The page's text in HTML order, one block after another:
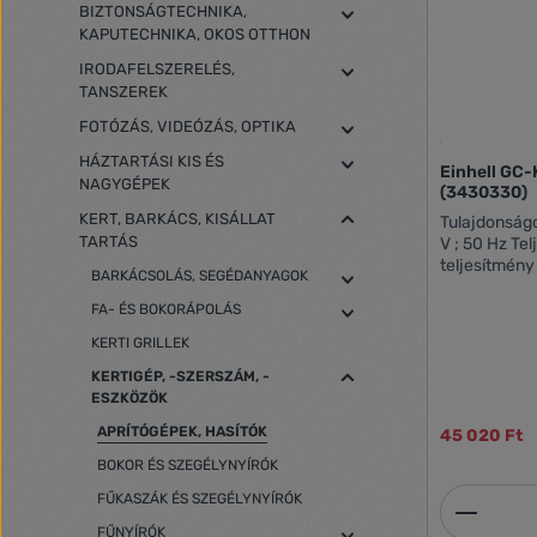
BIZTONSÁGTECHNIKA,
KAPUTECHNIKA, OKOS OTTHON
IRODAFELSZERELÉS,
TANSZEREK
FOTÓZÁS, VIDEÓZÁS, OPTIKA
HÁZTARTÁSI KIS ÉS
NAGYGÉPEK
KERT, BARKÁCS, KISÁLLAT
TARTÁS
BARKÁCSOLÁS, SEGÉDANYAGOK
FA- ÉS BOKORÁPOLÁS
KERTI GRILLEK
KERTIGÉP, -SZERSZÁM, -
ESZKÖZÖK
APRÍTÓGÉPEK, HASÍTÓK
BOKOR ÉS SZEGÉLYNYÍRÓK
FŰKASZÁK ÉS SZEGÉLYNYÍRÓK
FŰNYÍRÓK
Einhell
(3430330)
Tulajdonságok: Elektromos
V ; 50 Hz Teljesítmény: 2000 W Max.
teljesítmény
Lehajtható
az
45 020 Ft